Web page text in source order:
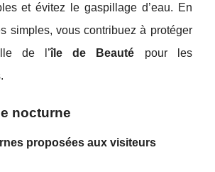
et évitez le gaspillage d’eau. En
simples, vous contribuez à protéger
de l’île de Beauté pour les
nocturne
proposées aux visiteurs